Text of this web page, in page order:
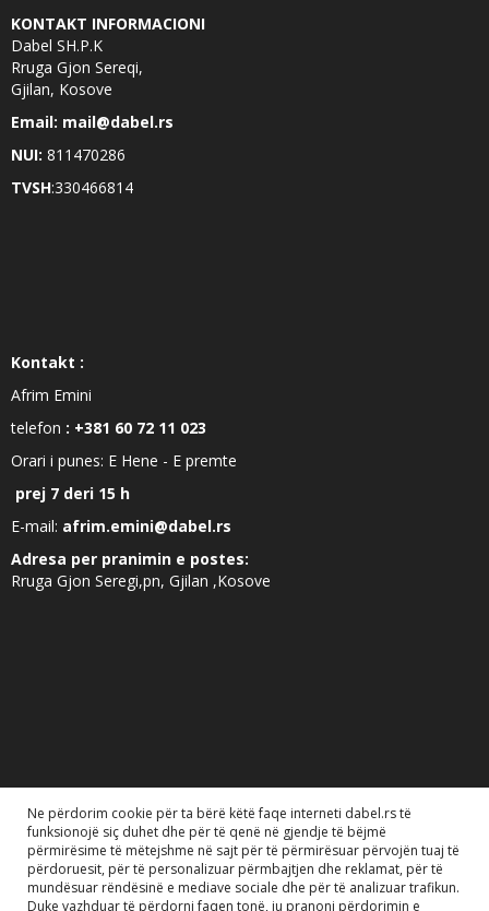
KONTAKT INFORMACIONI
Dabel SH.P.K
Rruga Gjon Sereqi,
Gjilan, Kosove
Email: mail@dabel.rs
NUI: 811470286
TVSH:330466814
Kontakt :
Afrim Emini
telefon : +381 60 72 11 023
Orari i punes: E Hene - E premte
prej 7 deri 15 h
E-mail: afrim.emini@dabel.rs
Adresa per pranimin e postes:
Rruga Gjon Seregi,pn, Gjilan ,Kosove
Ne përdorim cookie për ta bërë këtë faqe interneti dabel.rs të
funksionojë siç duhet dhe për të qenë në gjendje të bëjmë
përmirësime të mëtejshme në sajt për të përmirësuar përvojën tuaj të
përdoruesit, për të personalizuar përmbajtjen dhe reklamat, për të
mundësuar rëndësinë e mediave sociale dhe për të analizuar trafikun.
Duke vazhduar të përdorni faqen tonë, ju pranoni përdorimin e